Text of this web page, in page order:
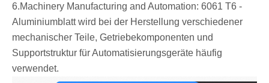
‌6.Machinery Manufacturing and Automation: 6061 T6 -
Aluminiumblatt wird bei der Herstellung verschiedener
mechanischer Teile, Getriebekomponenten und
Supportstruktur für Automatisierungsgeräte häufig
verwendet.